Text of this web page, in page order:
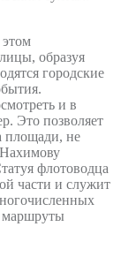
образуя
городские
и в
Это позволяет
площади, не
флотоводца
части и служит
маршруты